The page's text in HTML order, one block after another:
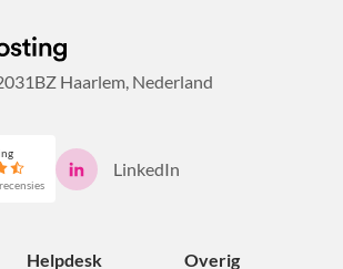
Haarlem, Nederland
LinkedIn
Helpdesk
Overig